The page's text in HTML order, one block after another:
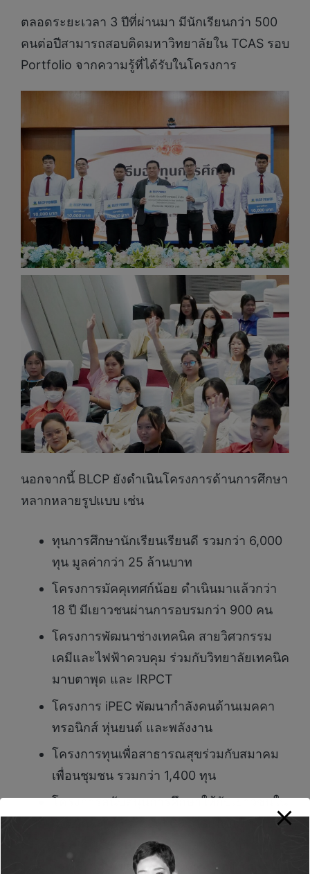
ตลอดระยะเวลา 3 ปีที่ผ่านมา มีนักเรียนกว่า 500
คนต่อปีสามารถสอบติดมหาวิทยาลัยใน TCAS รอบ
Portfolio จากความรู้ที่ได้รับในโครงการ
นอกจากนี้ BLCP ยังดำเนินโครงการด้านการศึกษา
หลากหลายรูปแบบ เช่น
ทุนการศึกษานักเรียนเรียนดี รวมกว่า 6,000
ทุน มูลค่ากว่า 25 ล้านบาท
โครงการมัคคุเทศก์น้อย ดำเนินมาแล้วกว่า
18 ปี มีเยาวชนผ่านการอบรมกว่า 900 คน
โครงการพัฒนาช่างเทคนิค สายวิศวกรรม
เคมีและไฟฟ้าควบคุม ร่วมกับวิทยาลัยเทคนิค
มาบตาพุด และ IRPCT
โครงการ iPEC พัฒนากำลังคนด้านเมคคา
ทรอนิกส์ หุ่นยนต์ และพลังงาน
โครงการทุนเพื่อสาธารณสุขร่วมกับสมาคม
เพื่อนชุมชน รวมกว่า 1,400 ทุน
โครงการสนับสนุนการศึกษาให้กับเยาวชนใน
จังหวัดระยอง จำนวน 69 แห่ง ได้แก่ ชุมชน
และโรงเรียนในเขตเทศบาลนครมาบตาพุด,
โรงเรียนในเขตเทศบาลนครระยอง, กลุ่ม